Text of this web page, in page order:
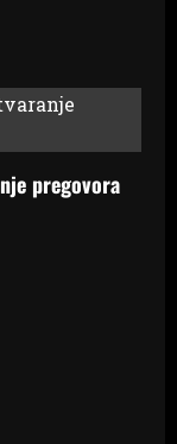
pregovora